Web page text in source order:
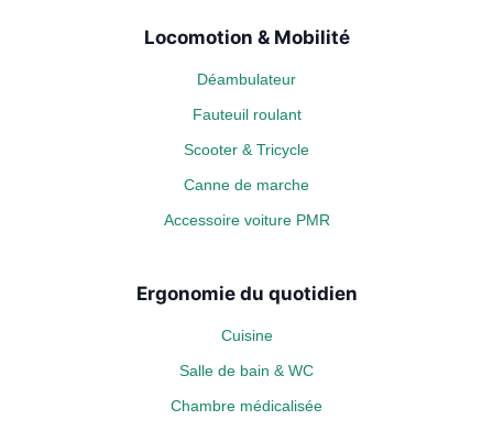
Locomotion & Mobilité
Déambulateur
Fauteuil roulant
Scooter & Tricycle
Canne de marche
Accessoire voiture PMR
Ergonomie du quotidien
Cuisine
Salle de bain & WC
Chambre médicalisée